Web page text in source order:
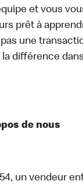
et vous
prêt à
une
différence
de nous
un vendeur